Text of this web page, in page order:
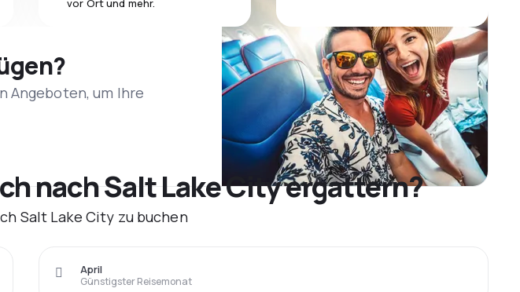
vor Ort und mehr.
Angeboten, um Ihre
nach Salt Lake City ergattern?
Salt Lake City zu buchen
Günstigster Reisemonat
April